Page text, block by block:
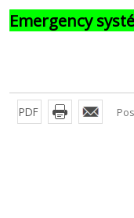
Emergency
PDF